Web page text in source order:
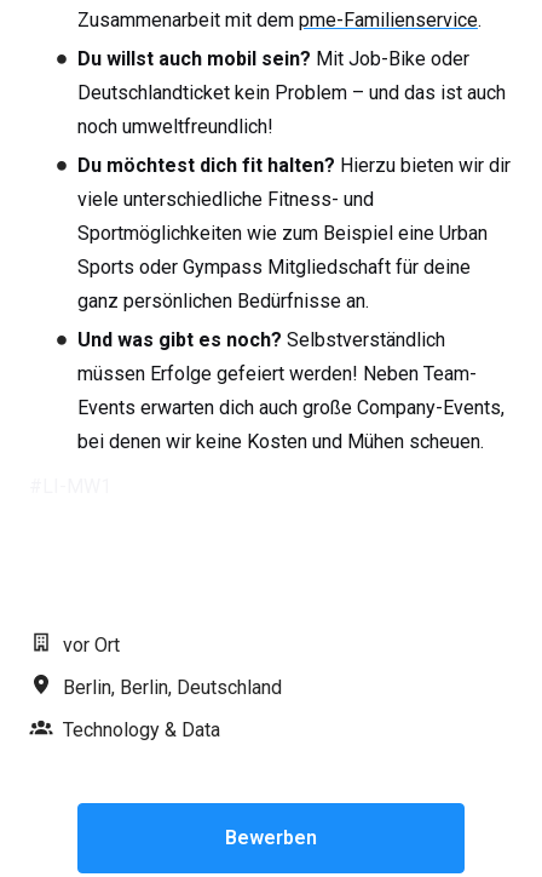
Zusammenarbeit mit dem pme-Familienservice.
Du willst auch mobil sein? Mit Job-Bike oder
Deutschlandticket kein Problem – und das ist auch
noch umweltfreundlich!
Du möchtest dich fit halten? Hierzu bieten wir dir
viele unterschiedliche Fitness- und
Sportmöglichkeiten wie zum Beispiel eine Urban
Sports oder Gympass Mitgliedschaft für deine
ganz persönlichen Bedürfnisse an.
Und was gibt es noch? Selbstverständlich
müssen Erfolge gefeiert werden! Neben Team-
Events erwarten dich auch große Company-Events,
bei denen wir keine Kosten und Mühen scheuen.
vor Ort
Berlin, Berlin, Deutschland
Technology & Data
Bewerben